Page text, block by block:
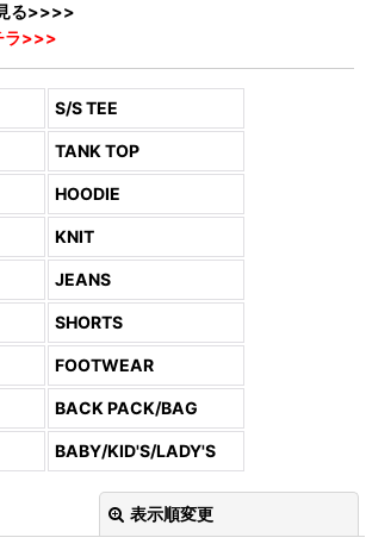
る>>>>
ラ>>>
S/S TEE
TANK TOP
HOODIE
KNIT
JEANS
SHORTS
FOOTWEAR
BACK PACK/BAG
BABY/KID'S/LADY'S
表示順変更